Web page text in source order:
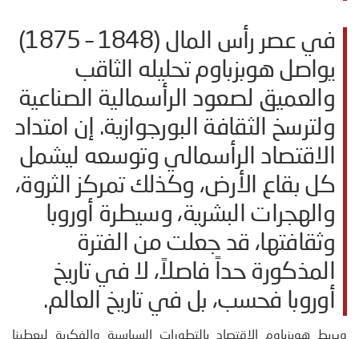
في عصر رأس المال (1848 – 1875)
يواصل هوبزباوم تحليله الثاقب
والعميق لصعود الرأسمالية الصناعية
ولترسخ الثقافة البورجوازية. إن امتداد
الاقتصاد الرأسمالي وتوسعه ليشمل
كل بقاع الأرض، وكذلك تمركز الثروة،
والهجرات البشرية، وسيطرة أوروبا
وثقافتها، قد جعلت من الفترة
المذكورة حداً فاصلاً، لا في تاريخ
أوروبا فحسب، بل في تاريخ العالم.
ويربط هوبزباوم الاقتصاد بالتطورات السياسية والفكرية ليعطينا